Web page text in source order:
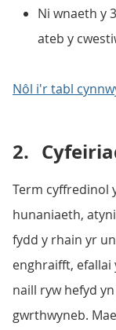
Ni wnaeth y
ateb y
Nôl i'r tabl
2.
Term cyffredinol
hunaniaeth,
fydd y rhain yr
enghraifft,
naill ryw hefyd
gwrthwyneb.